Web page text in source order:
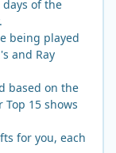
of the
being played
and Ray
based on the
15 shows
for you, each